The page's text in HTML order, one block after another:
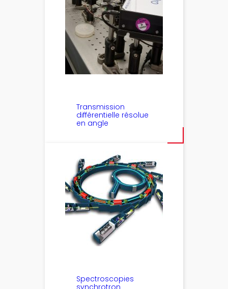
Transmission
différentielle résolue
en angle
Spectroscopies